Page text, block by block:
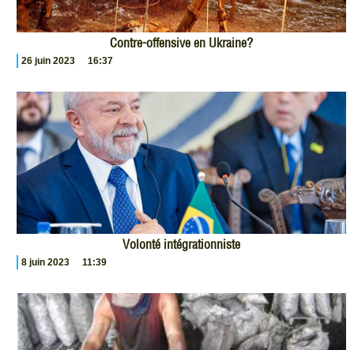
Contre-offensive en Ukraine?
26 juin 2023 16:37
Volonté intégrationniste
8 juin 2023 11:39